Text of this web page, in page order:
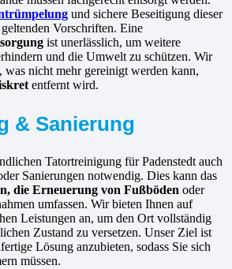
und sichere Beseitigung dieser
Vorschriften. Eine
ist unerlässlich, um weitere
und die Umwelt zu schützen. Wir
was nicht mehr gereinigt werden kann,
entfernt wird.
& Sanierung
Tatortreinigung für Padenstedt auch
Sanierungen notwendig. Dies kann das
die Erneuerung von Fußböden oder
umfassen. Wir bieten Ihnen auf
Leistungen an, um den Ort vollständig
Zustand zu versetzen. Unser Ziel ist
Lösung anzubieten, sodass Sie sich
müssen.